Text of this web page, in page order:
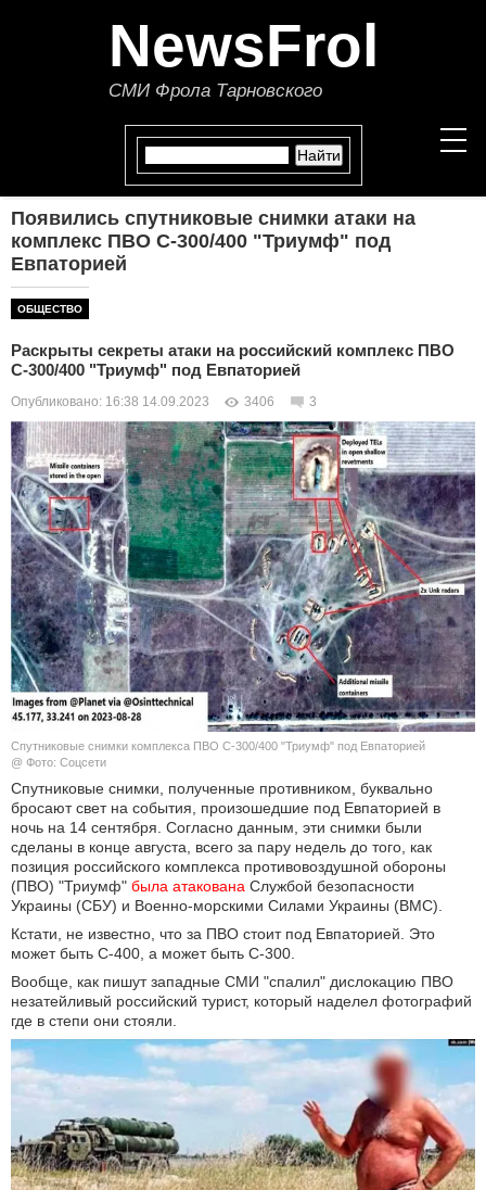
NewsFrol
СМИ Фрола Тарновского
НОВОСТИ
ЭКОНОМИКА
В МИРЕ
ОБЩЕСТВО
КУЛЬТУРА
НАУКА
СПОРТ
ШОУ-БИЗНЕС
АВТО И МОТО
БЛОГ
Появились спутниковые снимки атаки на
комплекс ПВО С-300/400 "Триумф" под
Евпаторией
ОБЩЕСТВО
Раскрыты секреты атаки на российский комплекс ПВО
С-300/400 "Триумф" под Евпаторией
Опубликовано: 16:38 14.09.2023 3406 3
Спутниковые снимки комплекса ПВО С-300/400 "Триумф" под Евпаторией
@ Фото: Соцсети
Спутниковые снимки, полученные противником, буквально
бросают свет на события, произошедшие под Евпаторией в
ночь на 14 сентября. Согласно данным, эти снимки были
сделаны в конце августа, всего за пару недель до того, как
позиция российского комплекса противовоздушной обороны
(ПВО) "Триумф" была атакована Службой безопасности
Украины (СБУ) и Военно-морскими Силами Украины (ВМС).
Кстати, не известно, что за ПВО стоит под Евпаторией. Это
может быть С-400, а может быть С-300.
Вообще, как пишут западные СМИ "спалил" дислокацию ПВО
незатейливый российский турист, который наделел фотографий
где в степи они стояли.